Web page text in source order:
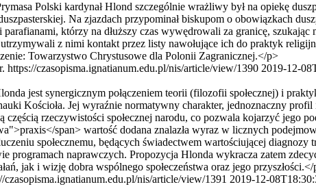
Polski kardynał Hlond szczególnie wrażliwy był na opiekę
Na zjazdach przypominał biskupom o obowiązkach
którzy na dłuższy czas wywędrowali za granicę,
z nimi kontakt przez listy nawołujące ich do praktyk
Towarzystwo Chrystusowe dla Polonii Zagranicznej.</p>
https://czasopisma.ignatianum.edu.pl/nis/article/view/1390 2019-12-
jest synergicznym połączeniem teorii (filozofii społecznej) i
Kościoła. Jej wyraźnie normatywny charakter, jednoznaczny
rzeczywistości społecznej narodu, co pozwala kojarzyć jego
span> wartość dodana znalazła wyraz w licznych
społecznemu, będących świadectwem wartościującej
naprawczych. Propozycja Hlonda wykracza ­zatem
jak i wizję dobra wspólnego społeczeństwa oraz jego przyszłości.</
czasopisma.ignatianum.edu.pl/nis/article/view/1391 2019-12-